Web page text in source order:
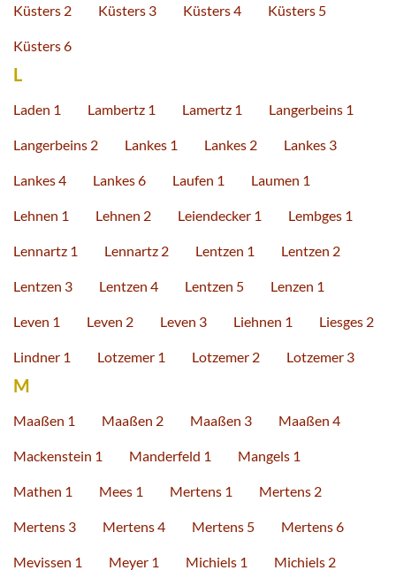
Küsters 2 Küsters 3 Küsters 4 Küsters 5
Küsters 6
L
Laden 1 Lambertz 1 Lamertz 1 Langerbeins 1
Langerbeins 2 Lankes 1 Lankes 2 Lankes 3
Lankes 4 Lankes 6 Laufen 1 Laumen 1
Lehnen 1 Lehnen 2 Leiendecker 1 Lembges 1
Lennartz 1 Lennartz 2 Lentzen 1 Lentzen 2
Lentzen 3 Lentzen 4 Lentzen 5 Lenzen 1
Leven 1 Leven 2 Leven 3 Liehnen 1 Liesges 2
Lindner 1 Lotzemer 1 Lotzemer 2 Lotzemer 3
M
Maaßen 1 Maaßen 2 Maaßen 3 Maaßen 4
Mackenstein 1 Manderfeld 1 Mangels 1
Mathen 1 Mees 1 Mertens 1 Mertens 2
Mertens 3 Mertens 4 Mertens 5 Mertens 6
Mevissen 1 Meyer 1 Michiels 1 Michiels 2